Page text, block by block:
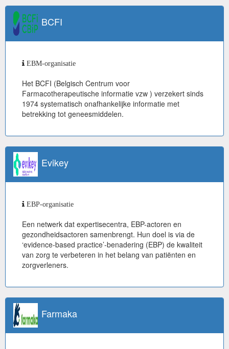
BCFI
EBM-organisatie
Het BCFI (Belgisch Centrum voor
Farmacotherapeutische informatie vzw ) verzekert sinds
1974 systematisch onafhankelijke informatie met
betrekking tot geneesmiddelen.
Evikey
EBP-organisatie
Een netwerk dat expertisecentra, EBP-actoren en
gezondheidsactoren samenbrengt. Hun doel is via de
‘evidence-based practice’-benadering (EBP) de kwaliteit
van zorg te verbeteren in het belang van patiënten en
zorgverleners.
Farmaka